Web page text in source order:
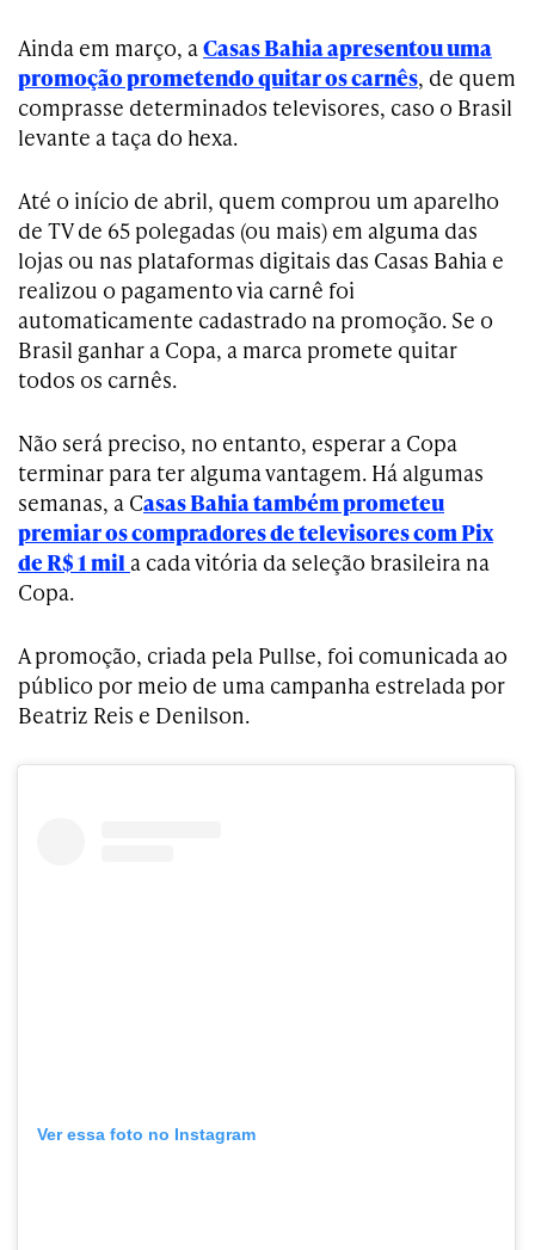
Ainda em março, a Casas Bahia apresentou uma
promoção prometendo quitar os carnês, de quem
comprasse determinados televisores, caso o Brasil
levante a taça do hexa.
Até o início de abril, quem comprou um aparelho
de TV de 65 polegadas (ou mais) em alguma das
lojas ou nas plataformas digitais das Casas Bahia e
realizou o pagamento via carnê foi
automaticamente cadastrado na promoção. Se o
Brasil ganhar a Copa, a marca promete quitar
todos os carnês.
Não será preciso, no entanto, esperar a Copa
terminar para ter alguma vantagem. Há algumas
semanas, a Casas Bahia também prometeu
premiar os compradores de televisores com Pix
de R$ 1 mil a cada vitória da seleção brasileira na
Copa.
A promoção, criada pela Pullse, foi comunicada ao
público por meio de uma campanha estrelada por
Beatriz Reis e Denilson.
Ver essa foto no Instagram